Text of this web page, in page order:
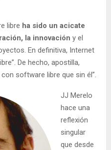
libre ha sido un acicate
la innovación y el
En definitiva, Internet
De hecho, apostilla,
software libre que sin él”.
JJ Merelo
hace una
reflexión
singular
que desde